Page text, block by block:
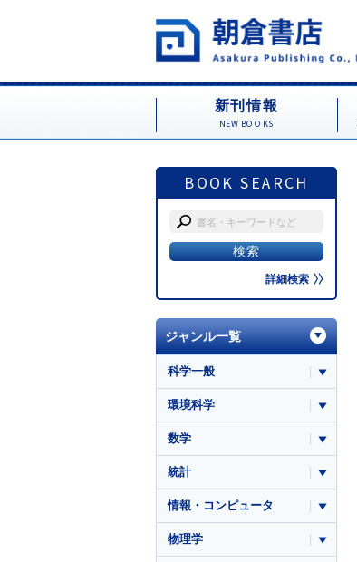
新刊情報
NEW BOOKS
BOOK SEARCH
詳細検索
ジャンル一覧
科学一般
環境科学
数学
統計
情報・コンピュータ
物理学